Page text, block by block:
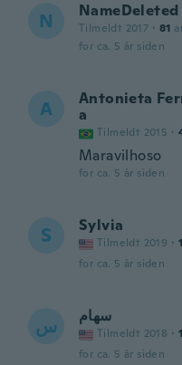
N NameDeleted
Tilmeldt 2017 · 81
for ca. 5 år siden
A
Antonieta
a
Tilmeldt 2015 ·
Maravilhoso
for ca. 5 år siden
S Sylvia
Tilmeldt 2019 ·
for ca. 5 år siden
س سهام
Tilmeldt 2018 · 1
for ca. 5 år siden